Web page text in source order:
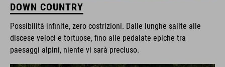
DOWN COUNTRY
Possibilità infinite, zero costrizioni. Dalle lunghe salite alle
discese veloci e tortuose, fino alle pedalate epiche tra
paesaggi alpini, niente vi sarà precluso.